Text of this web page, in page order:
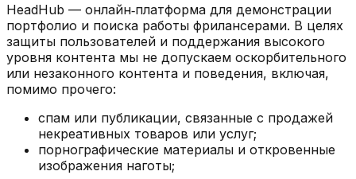
HeadHub — онлайн‑платформа для демонстрации
портфолио и поиска работы фрилансерами. В целях
защиты пользователей и поддержания высокого
уровня контента мы не допускаем оскорбительного
или незаконного контента и поведения, включая,
помимо прочего:
спам или публикации, связанные с продажей
некреативных товаров или услуг;
порнографические материалы и откровенные
изображения наготы;